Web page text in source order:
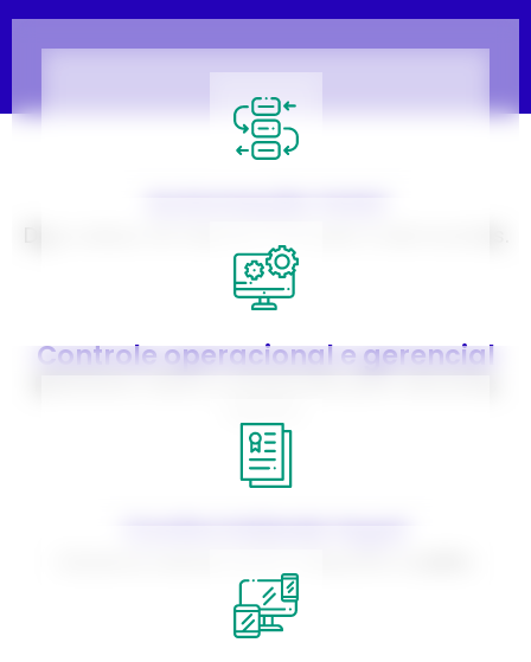
Controle operacional e gerencial
Relatórios claros e acessíveis para decisões